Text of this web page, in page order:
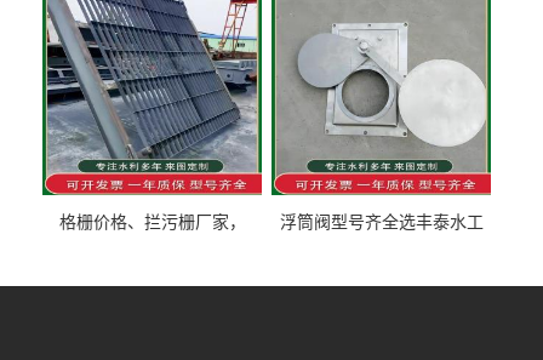
格栅价格、拦污栅厂家，
浮筒阀型号齐全选丰泰水工
道水库电站污水处理钢制闸